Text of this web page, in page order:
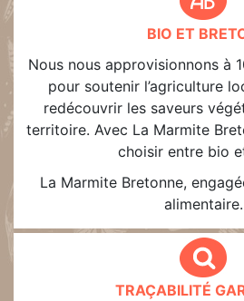
BIO ET
Nous nous approvisionnons à
pour soutenir l’agriculture
redécouvrir les saveurs
territoire. Avec La Marmite
choisir entre bio
La Marmite Bretonne,
alimentaire.
TRAÇABILITÉ